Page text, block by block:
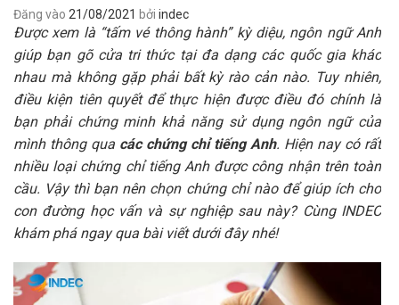
Đăng vào 21/08/2021 bởi indec
Được xem là “tấm vé thông hành” kỳ diệu, ngôn ngữ Anh
giúp bạn gõ cửa tri thức tại đa dạng các quốc gia khác
nhau mà không gặp phải bất kỳ rào cản nào. Tuy nhiên,
điều kiện tiên quyết để thực hiện được điều đó chính là
bạn phải chứng minh khả năng sử dụng ngôn ngữ của
mình thông qua các chứng chỉ tiếng Anh. Hiện nay có rất
nhiều loại chứng chỉ tiếng Anh được công nhận trên toàn
cầu. Vậy thì bạn nên chọn chứng chỉ nào để giúp ích cho
con đường học vấn và sự nghiệp sau này? Cùng INDEC
khám phá ngay qua bài viết dưới đây nhé!